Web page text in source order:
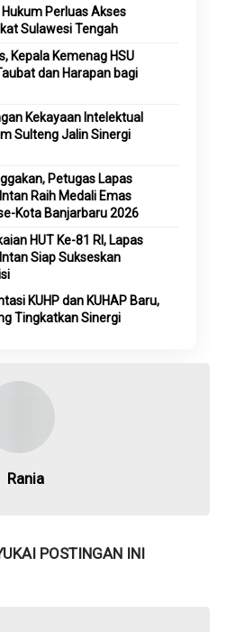
Perluas Akses
Sulawesi Tengah
Kepala Kemenag HSU
dan Harapan bagi
Kekayaan Intelektual
Sulteng Jalin Sinergi
Petugas Lapas
Raih Medali Emas
Kota Banjarbaru 2026
HUT Ke-81 RI, Lapas
Siap Sukseskan
KUHP dan KUHAP Baru,
Tingkatkan Sinergi
Rania
POSTINGAN INI